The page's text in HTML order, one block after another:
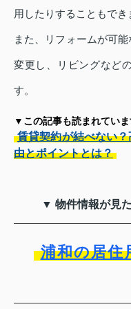
用したりすることもでき
また、リフォームが可
変更し、リビングなど
す。
▼この記事も読まれてい
賃貸契約が結べない
由とポイントとは？
▼ 物件情報が見
浦和の居住